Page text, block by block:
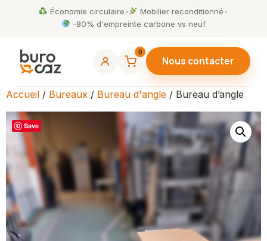
Économie circulaire• Mobilier reconditionné•
-80% d'empreinte carbone vs neuf
0
Nous contacter
Accueil / Bureaux / Bureau d'angle / Bureau d’angle
Save